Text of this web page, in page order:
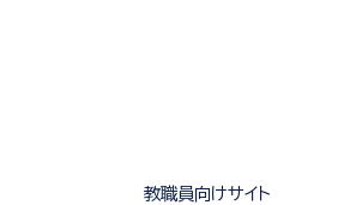
教職員向けサイト